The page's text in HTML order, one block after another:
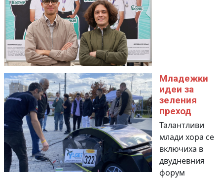
Младежки
идеи за
зеления
преход
Талантливи
млади хора се
включиха в
двудневния
форум